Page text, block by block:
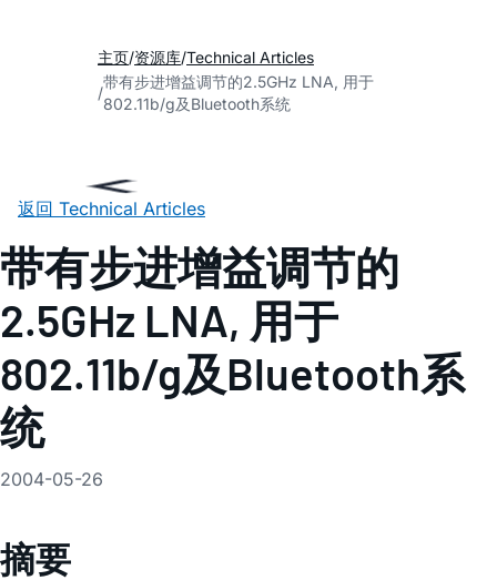
主页 资源库 Technical Articles
带有步进增益调节的2.5GHz LNA, 用于
802.11b/g及Bluetooth系统
返回 Technical Articles
带有步进增益调节的
2.5GHz LNA, 用于
802.11b/g及Bluetooth系
统
2004-05-26
摘要